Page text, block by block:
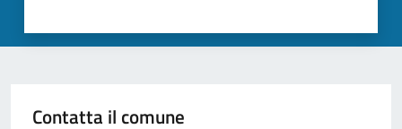
Contatta il comune